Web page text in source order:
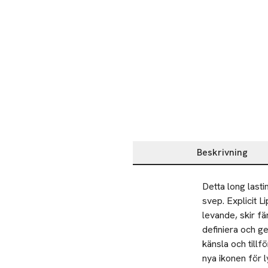
Beskrivning
Beskrivning
Detta long
svep. Explicit
levande, skir
definiera och
känsla och
nya ikonen för